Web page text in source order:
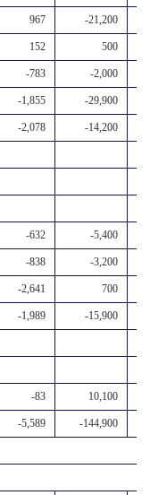
967 -21,200
152 500
-783 -2,000
-1,855 -29,900
-2,078 -14,200
-632 -5,400
-838 -3,200
-2,641 700
-1,989 -15,900
-83 10,100
-5,589 -144,900